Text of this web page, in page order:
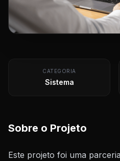
CATEGORIA
Sistema
Sobre o Projeto
Este projeto foi uma